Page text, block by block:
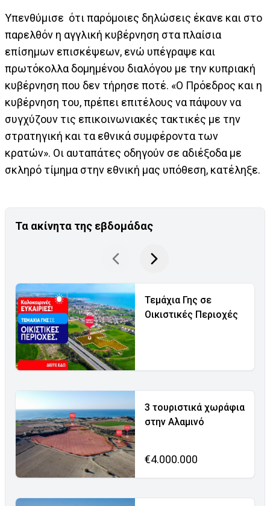
Υπενθύμισε ότι παρόμοιες δηλώσεις έκανε και στο
παρελθόν η αγγλική κυβέρνηση στα πλαίσια
επίσημων επισκέψεων, ενώ υπέγραψε και
πρωτόκολλα δομημένου διαλόγου με την κυπριακή
κυβέρνηση που δεν τήρησε ποτέ. «Ο Πρόεδρος και η
κυβέρνηση του, πρέπει επιτέλους να πάψουν να
συγχύζουν τις επικοινωνιακές τακτικές με την
στρατηγική και τα εθνικά συμφέροντα των
κρατών». Οι αυταπάτες οδηγούν σε αδιέξοδα με
σκληρό τίμημα στην εθνική μας υπόθεση, κατέληξε.
Τα ακίνητα της εβδομάδας
Τεμάχια Γης σε
Οικιστικές Περιοχές
3 τουριστικά χωράφια
στην Αλαμινό
€4.000.000